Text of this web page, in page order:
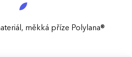
měkká příze Polylana®